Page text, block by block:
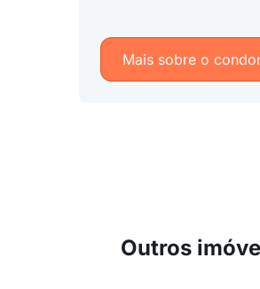
Mais sobre o
Outros